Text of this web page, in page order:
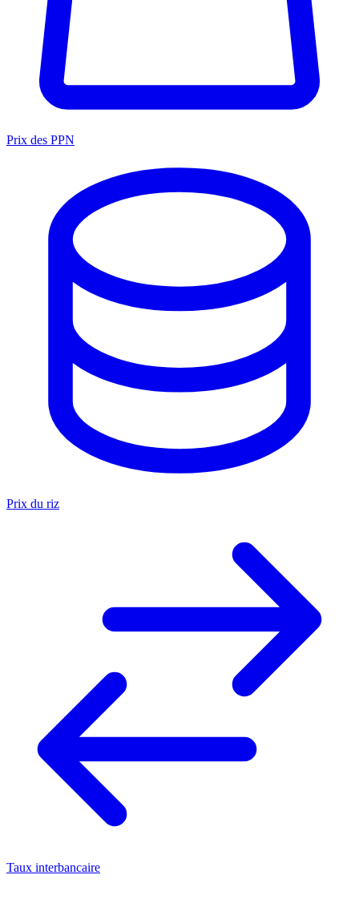
Prix des PPN
Prix du riz
Taux interbancaire